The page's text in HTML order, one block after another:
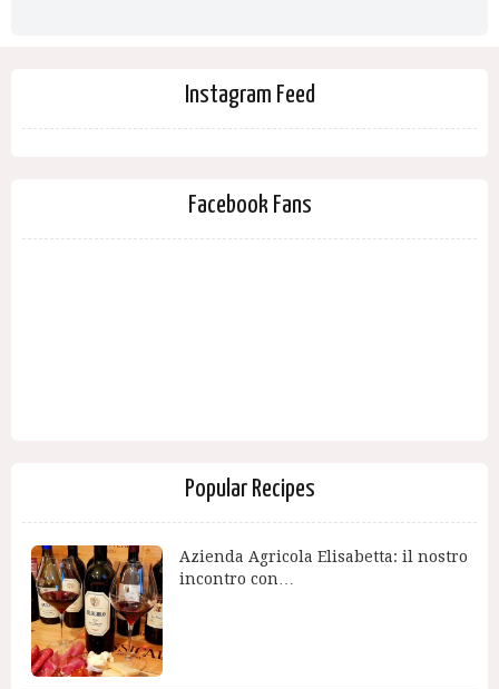
Instagram Feed
Facebook Fans
Popular Recipes
Azienda Agricola Elisabetta: il nostro
incontro con…